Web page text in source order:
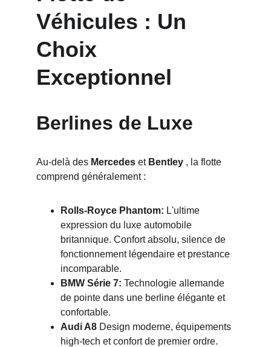
Véhicules : Un
Choix
Exceptionnel
Berlines de Luxe
Au-delà des Mercedes et Bentley , la flotte
comprend généralement :
Rolls-Royce Phantom: L'ultime
expression du luxe automobile
britannique. Confort absolu, silence de
fonctionnement légendaire et prestance
incomparable.
BMW Série 7: Technologie allemande
de pointe dans une berline élégante et
confortable.
Audi A8 Design moderne, équipements
high-tech et confort de premier ordre.